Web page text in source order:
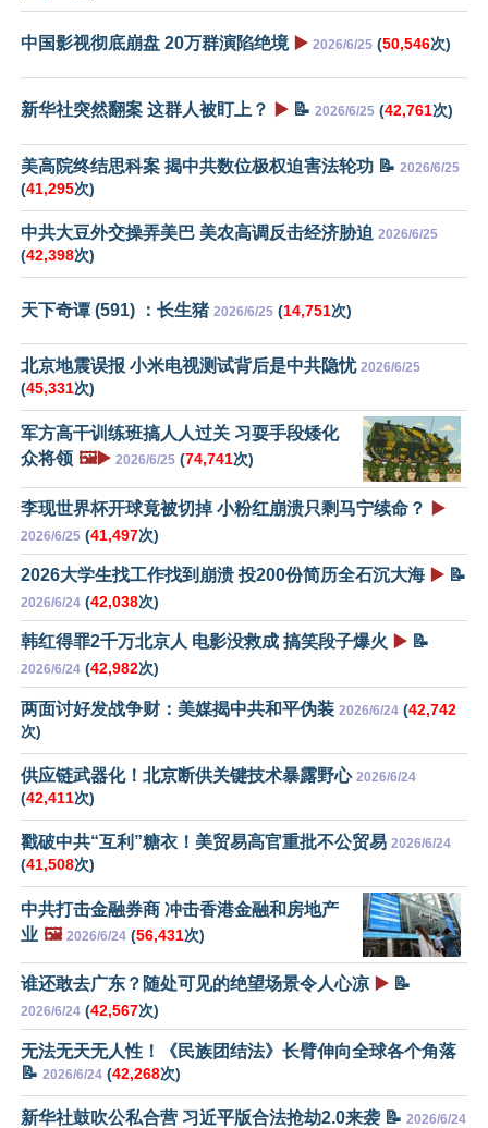
中国影视彻底崩盘 20万群演陷绝境 ▶️ 2026/6/25 (50,546次)
新华社突然翻案 这群人被盯上？ ▶️ 📝 2026/6/25 (42,761次)
美高院终结思科案 揭中共数位极权迫害法轮功 📝 2026/6/25
(41,295次)
中共大豆外交操弄美巴 美农高调反击经济胁迫 2026/6/25
(42,398次)
天下奇谭 (591) ：长生猪 2026/6/25 (14,751次)
北京地震误报 小米电视测试背后是中共隐忧 2026/6/25
(45,331次)
军方高干训练班搞人人过关 习耍手段矮化
众将领 🖼️▶️ 2026/6/25 (74,741次)
李现世界杯开球竟被切掉 小粉红崩溃只剩马宁续命？ ▶️
2026/6/25 (41,497次)
2026大学生找工作找到崩溃 投200份简历全石沉大海 ▶️ 📝
2026/6/24 (42,038次)
韩红得罪2千万北京人 电影没救成 搞笑段子爆火 ▶️ 📝
2026/6/24 (42,982次)
两面讨好发战争财：美媒揭中共和平伪装 2026/6/24 (42,742
次)
供应链武器化！北京断供关键技术暴露野心 2026/6/24
(42,411次)
戳破中共“互利”糖衣！美贸易高官重批不公贸易 2026/6/24
(41,508次)
中共打击金融券商 冲击香港金融和房地产
业 🖼️ 2026/6/24 (56,431次)
谁还敢去广东？随处可见的绝望场景令人心凉 ▶️ 📝
2026/6/24 (42,567次)
无法无天无人性！《民族团结法》长臂伸向全球各个角落
📝 2026/6/24 (42,268次)
新华社鼓吹公私合营 习近平版合法抢劫2.0来袭 📝 2026/6/24